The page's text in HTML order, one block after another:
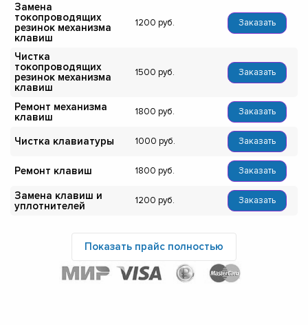
Замена
токопроводящих
резинок механизма
клавиш
1200 Заказать
Чистка
токопроводящих
резинок механизма
клавиш
1500 Заказать
Ремонт механизма
клавиш
1800 Заказать
Чистка клавиатуры 1000 Заказать
Ремонт клавиш 1800 Заказать
Замена клавиш и
уплотнителей
1200 Заказать
Показать прайс полностью